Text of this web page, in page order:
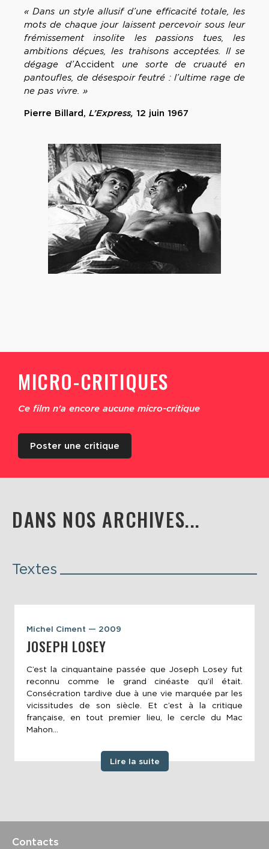
« Dans un style allusif d’une efficacité totale, les
mots de chaque jour laissent percevoir sous leur
frémissement insolite les passions tues, les
ambitions déçues, les trahisons acceptées. Il se
dégage d’Accident une sorte de cruauté en
pantoufles, de désespoir feutré : l’ultime rage de
ne pas vivre. »
Pierre Billard, L’Express, 12 juin 1967
MICRO-CRITIQUES
Ce film n'a encore aucune micro-critique
Poster une critique
DANS NOS ARCHIVES...
Textes
Michel Ciment — 2009
JOSEPH LOSEY
C’est la cinquantaine passée que Joseph Losey fut
reconnu comme le grand cinéaste qu’il était.
Consécration tardive due à une vie marquée par les
vicissitudes de son siècle. Et c’est à la critique
française, en tout premier lieu, le cercle du Mac
Mahon...
Lire la suite
Contacts